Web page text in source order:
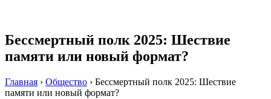
Бессмертный полк 2025: Шествие
памяти или новый формат?
Главная › Общество › Бессмертный полк 2025: Шествие
памяти или новый формат?